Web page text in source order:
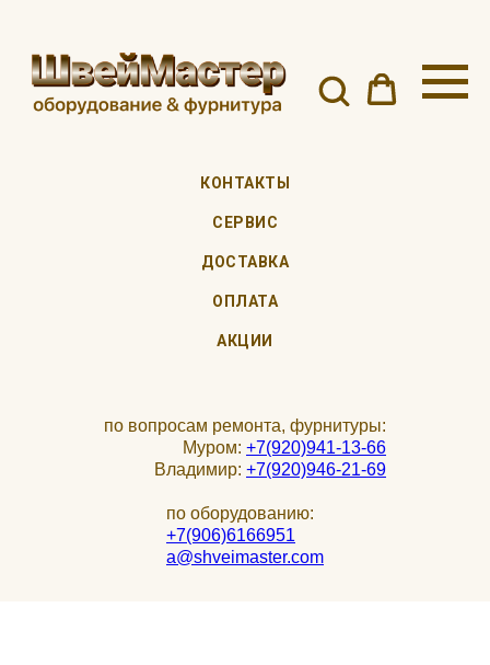
КОНТАКТЫ
СЕРВИС
ДОСТАВКА
ОПЛАТА
АКЦИИ
по вопросам ремонта, фурнитуры:
Муром: +7(920)941-13-66
Владимир: +7(920)946-21-69
по оборудованию:
+7(906)6166951
a@shveimaster.com